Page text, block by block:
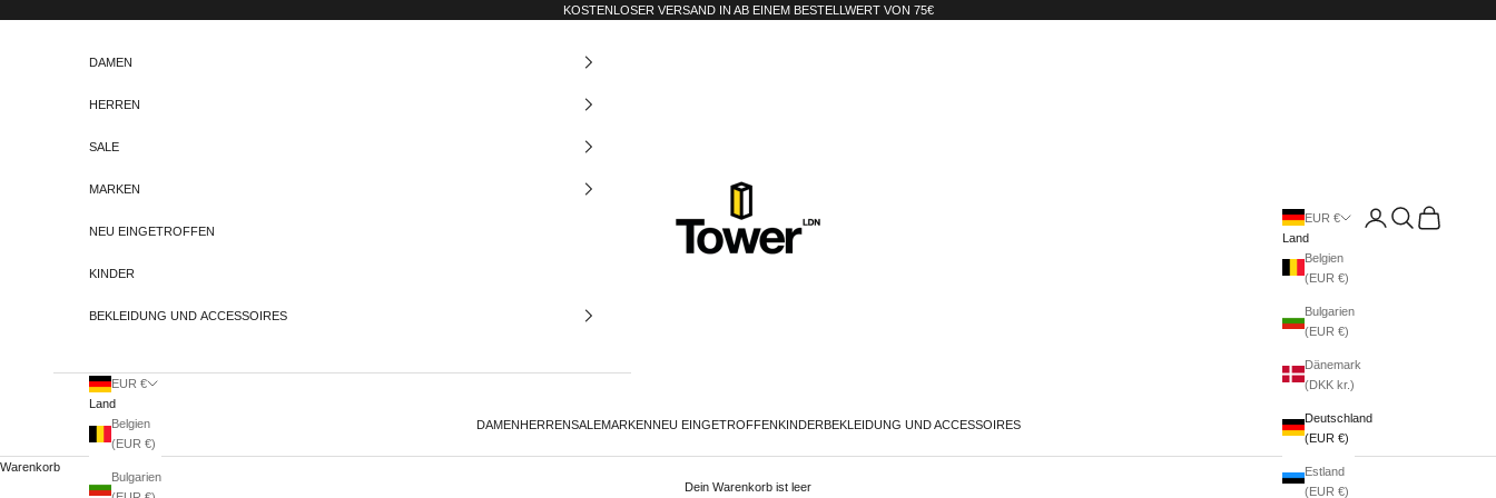
KOSTENLOSER VERSAND IN AB EINEM BESTELLWERT VON 75€
Tower-London.De
DAMEN HERRENSALEMARKEN NEU EINGETROFFEN KINDER BEKLEIDUNG UND ACCESSOIRES
EUR €
Land
Belgien
(EUR €)
Bulgarien
(EUR €)
Dänemark
(DKK kr.)
Deutschland
(EUR €)
Estland
(EUR €)
AnmeldenSuchenWarenkorb
DAMEN
HERREN
SALE
MARKEN
NEU EINGETROFFEN
KINDER
BEKLEIDUNG UND ACCESSOIRES
EUR €
Land
Belgien
(EUR €)
Bulgarien
Warenkorb
Dein Warenkorb ist leer